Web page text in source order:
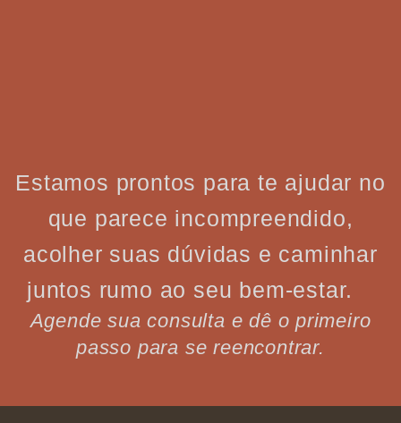
Estamos prontos para te ajudar no
que parece incompreendido,
acolher suas dúvidas e caminhar
juntos rumo ao seu bem-estar.
Agende sua consulta e dê o primeiro
passo para se reencontrar.